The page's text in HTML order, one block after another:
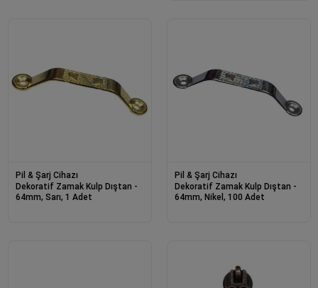
Pil & Şarj Cihazı
Dekoratif Zamak Kulp Dıştan -
64mm, Sarı, 1 Adet
Pil & Şarj Cihazı
Dekoratif Zamak Kulp Dıştan -
64mm, Nikel, 100 Adet